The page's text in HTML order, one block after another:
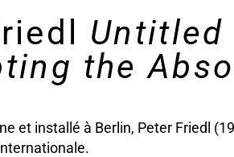
Untitled
the
et installé à Berlin, Peter Friedl